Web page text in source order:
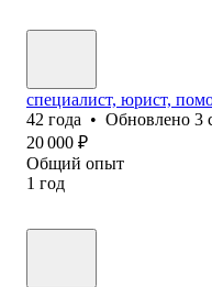
специалист, юрист,
42 года • Обновлено 3
20 000 ₽
Общий опыт
1 год